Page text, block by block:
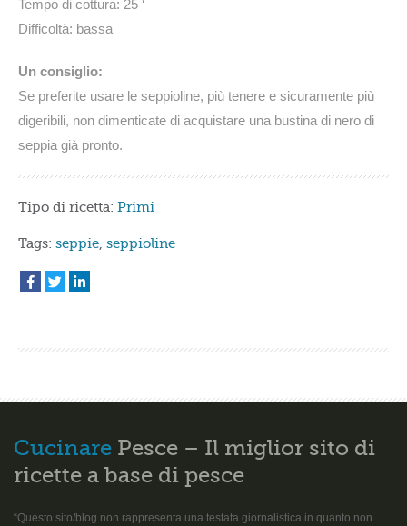
Tempo di cottura: 25 ‘
Difficoltà: bassa
Un consiglio:
Se preferite usare le seppioline, più tenere e sicuramente più
digeribili, non dimenticate di acquistare una bustina di nero di
seppia già pronto.
Tipo di ricetta: Primi
Tags: seppie, seppioline
Cucinare Pesce – Il miglior sito di
ricette a base di pesce
“Questo sito/blog non rappresenta una testata giornalistica in quanto non